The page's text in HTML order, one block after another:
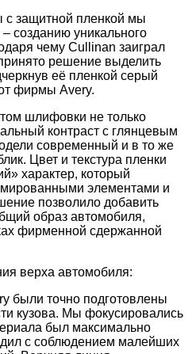
с защитной пленкой мы
созданию уникального
чему Cullinan заиграл
решение выделить
её пленкой серый
фирмы Avery.
шлифовки не только
контраст с глянцевым
современный и в то же
Цвет и текстура пленки
характер, который
элементами и
позволило добавить
образ автомобиля,
фирменной сдержанной
верха автомобиля:
были точно подготовлены
кузова. Мы фокусировались
был максимально
с соблюдением малейших